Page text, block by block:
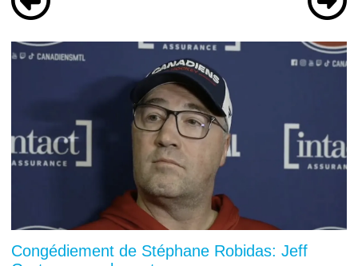
Congédiement de Stéphane Robidas: Jeff